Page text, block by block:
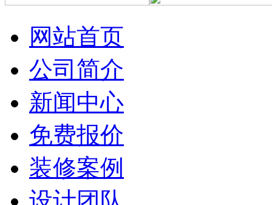
网站首页
公司简介
新闻中心
免费报价
装修案例